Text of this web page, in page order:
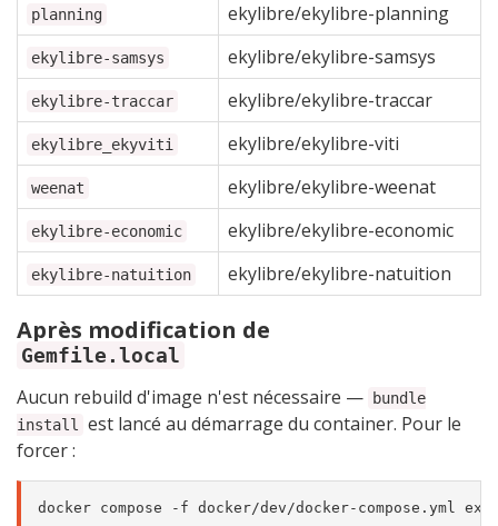
planning ekylibre/ekylibre-planning
ekylibre-samsys ekylibre/ekylibre-samsys
ekylibre-traccar ekylibre/ekylibre-traccar
ekylibre_ekyviti ekylibre/ekylibre-viti
weenat ekylibre/ekylibre-weenat
ekylibre-economic ekylibre/ekylibre-economic
ekylibre-natuition ekylibre/ekylibre-natuition
Après modification de
Gemfile.local
Aucun rebuild d'image n'est nécessaire —
bundle
install
est lancé au démarrage du container. Pour le
forcer :